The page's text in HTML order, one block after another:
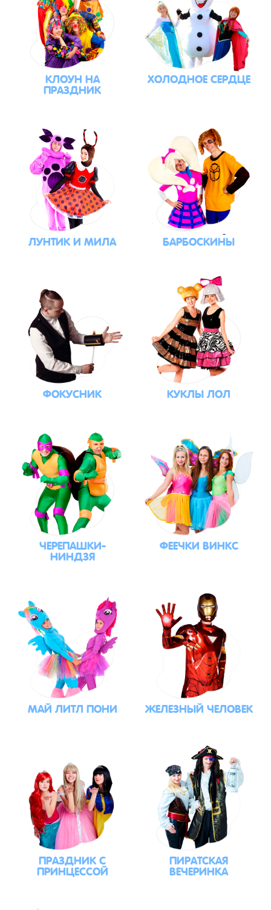
КЛОУН НА
ПРАЗДНИК ХОЛОДНОЕ СЕРДЦЕ
ЛУНТИК И МИЛА БАРБОСКИНЫ
ФОКУСНИК КУКЛЫ ЛОЛ
ЧЕРЕПАШКИ-
НИНДЗЯ ФЕЕЧКИ ВИНКС
МАЙ ЛИТЛ ПОНИ ЖЕЛЕЗНЫЙ ЧЕЛОВЕК
ПРАЗДНИК С
ПРИНЦЕССОЙ ПИРАТСКАЯ
ВЕЧЕРИНКА